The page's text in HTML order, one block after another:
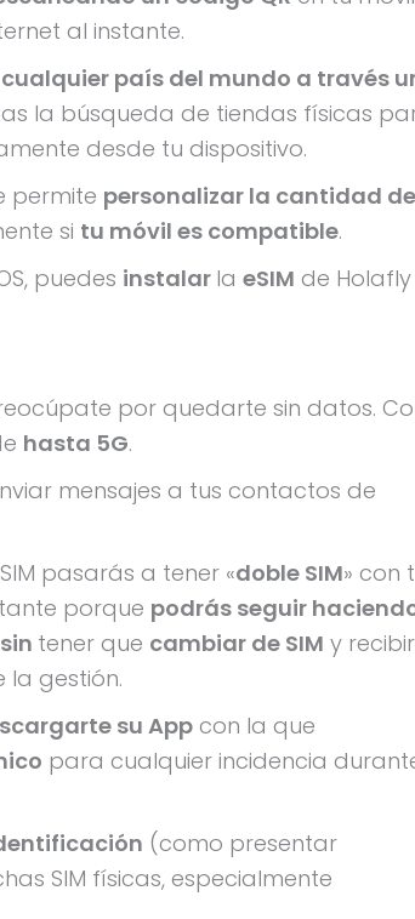
al instante.
país del mundo a través
la búsqueda de tiendas físicas
desde tu dispositivo.
permite personalizar la cantidad de
si tu móvil es compatible.
puedes instalar la eSIM de Holafly
por quedarte sin datos.
hasta 5G.
mensajes a tus contactos de
pasarás a tener «doble SIM» con
porque podrás seguir
sin tener que cambiar de SIM y recibir
la gestión.
su App con la que
para cualquier incidencia
(como presentar
SIM físicas, especialmente